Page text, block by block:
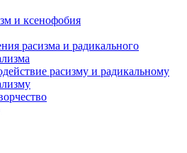
и ксенофобия
расизма и радикального
расизму и радикальному